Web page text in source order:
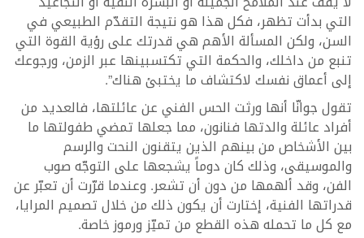
التي بدأت تظهر، فكل هذا هو نتيجة التقدّم الطبيعي في
السن، ولكن المسألة الأهم هي قدرتك على رؤية القوة التي
تنبع من داخلك، والحكمة التي تكتسبينها عبر الزمن، ورجوعك
إلى أعماق نفسك لاكتشاف ما يختبئ هناك”.
تقول جوانّا أنها ورثت الحس الفني عن عائلتها، فالعديد من
أفراد عائلة والدتها فنانون، مما جعلها تمضي طفولتها ما
بين الأشخاص من بينهم الذين يتقنون النحت والرسم
والموسيقى، وذلك كان دوماً يشجعها على التوجّه صوب
الفن، وقد ألهمها من دون أن تشعر. وعندما قرّرت أن تعبّر عن
قدراتها الفنية، إختارت أن يكون ذلك من خلال تصميم المرايا،
مع كل ما تحمله هذه القطع من تميّز ورموز خاصة.